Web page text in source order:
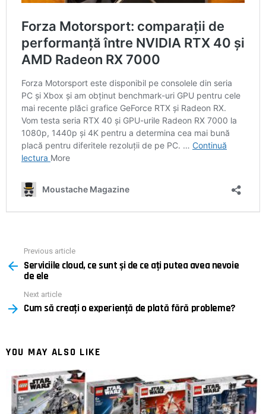
more
Previous article
Serviciile cloud, ce sunt și de ce ați putea avea nevoie
de ele
Next article
Cum să creați o experiență de plată fără probleme?
YOU MAY ALSO LIKE